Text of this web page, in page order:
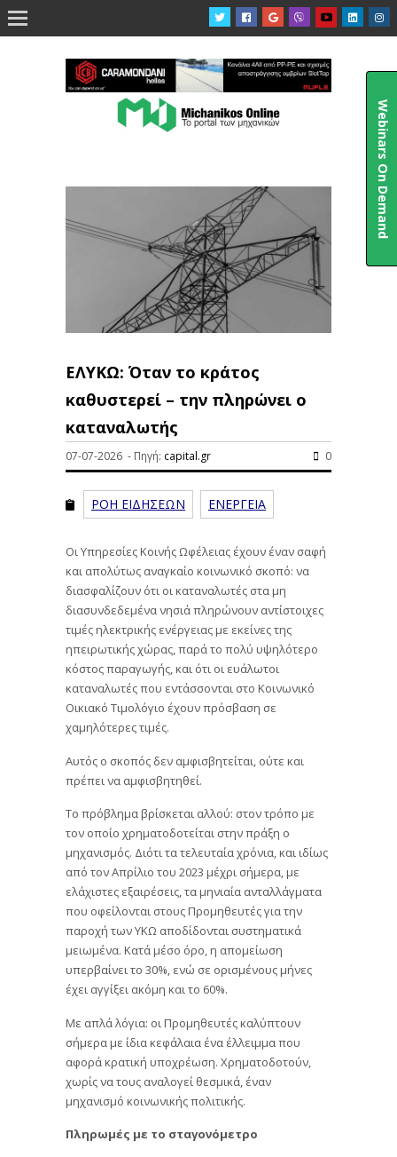

ΕΛΥΚΩ: Όταν το κράτος
καθυστερεί – την πληρώνει ο
καταναλωτής
07-07-2026 - Πηγή: capital.gr 0
ΡΟΗ ΕΙΔΗΣΕΩΝ ΕΝΕΡΓΕΙΑ
Οι Υπηρεσίες Κοινής Ωφέλειας έχουν έναν σαφή
και απολύτως αναγκαίο κοινωνικό σκοπό: να
διασφαλίζουν ότι οι καταναλωτές στα μη
διασυνδεδεμένα νησιά πληρώνουν αντίστοιχες
τιμές ηλεκτρικής ενέργειας με εκείνες της
ηπειρωτικής χώρας, παρά το πολύ υψηλότερο
κόστος παραγωγής, και ότι οι ευάλωτοι
καταναλωτές που εντάσσονται στο Κοινωνικό
Οικιακό Τιμολόγιο έχουν πρόσβαση σε
χαμηλότερες τιμές.
Αυτός ο σκοπός δεν αμφισβητείται, ούτε και
πρέπει να αμφισβητηθεί.
Το πρόβλημα βρίσκεται αλλού: στον τρόπο με
τον οποίο χρηματοδοτείται στην πράξη ο
μηχανισμός. Διότι τα τελευταία χρόνια, και ιδίως
από τον Απρίλιο του 2023 μέχρι σήμερα, με
ελάχιστες εξαιρέσεις, τα μηνιαία ανταλλάγματα
που οφείλονται στους Προμηθευτές για την
παροχή των ΥΚΩ αποδίδονται συστηματικά
μειωμένα. Κατά μέσο όρο, η απομείωση
υπερβαίνει το 30%, ενώ σε ορισμένους μήνες
έχει αγγίξει ακόμη και το 60%.
Με απλά λόγια: οι Προμηθευτές καλύπτουν
σήμερα με ίδια κεφάλαια ένα έλλειμμα που
αφορά κρατική υποχρέωση. Χρηματοδοτούν,
χωρίς να τους αναλογεί θεσμικά, έναν
μηχανισμό κοινωνικής πολιτικής.
Πληρωμές με το σταγονόμετρο
Webinars On Demand